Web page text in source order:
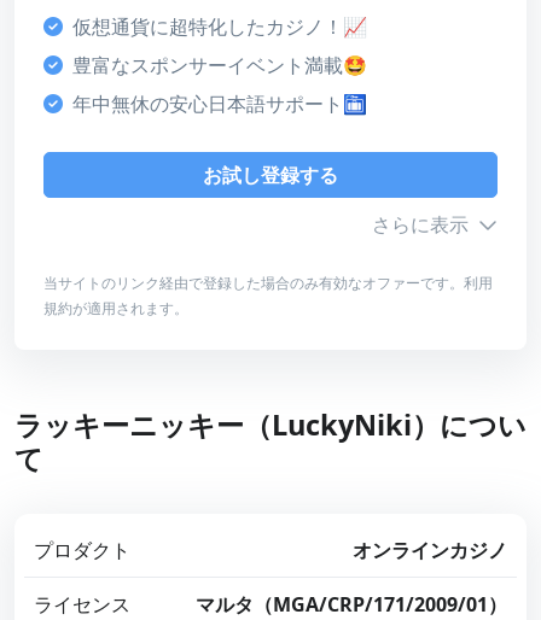
決済方法
総合評価
お試し登録する
仮想通貨に超特化したカジノ！📈
豊富なスポンサーイベント満載🤩
年中無休の安心日本語サポート🛅
お試し登録する
さらに表示
ボーナス詳細
最高額 500ドル
当サイトのリンク経由で登録した場合のみ有効なオファーです。利用
規約が適用されます。
ラッキーニッキー（LuckyNiki）につい
て
プロダクト オンラインカジノ
ライセンス マルタ（MGA/CRP/171/2009/01）